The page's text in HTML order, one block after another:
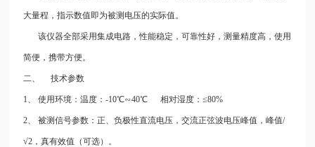
大量程，指示数值即为被测电压的实际值。
该仪器全部采用集成电路，性能稳定，可靠性好，测量精度高，使用
简便，携带方便。
二、 技术参数
1、 使用环境：温度：-10℃∽40℃ 相对湿度：≤80%
2、 被测信号参数：正、负极性直流电压，交流正弦波电压峰值，峰值/
√2，真有效值（可选）。